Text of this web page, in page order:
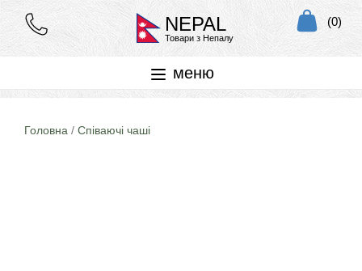
NEPAL
Товари з Непалу
(0)
меню
Головна / Співаючі чаші